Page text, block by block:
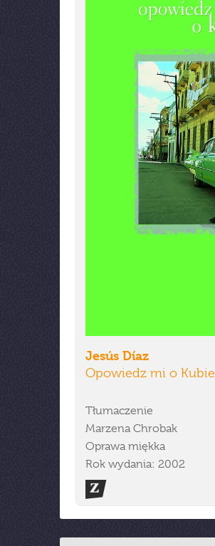
Jesús Díaz
Opowiedz mi o Kubie
Tłumaczenie
Marzena Chrobak
Oprawa miękka
Rok wydania: 2002